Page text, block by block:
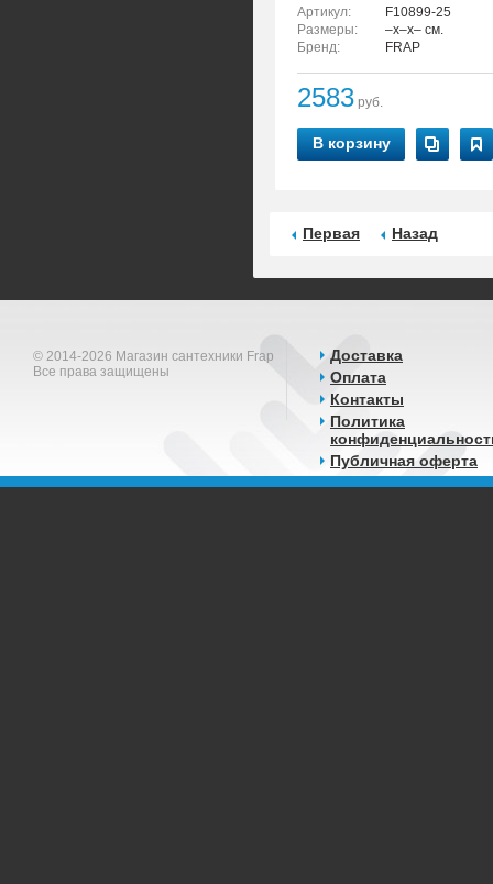
Артикул:
F10899-25
Размеры:
–x–x– см.
Бренд:
FRAP
2583 руб.
В корзину
Первая Назад
© 2014-2026 Магазин сантехники Frap
Все права защищены
Доставка
Оплата
Контакты
Политика
Публичная оферта